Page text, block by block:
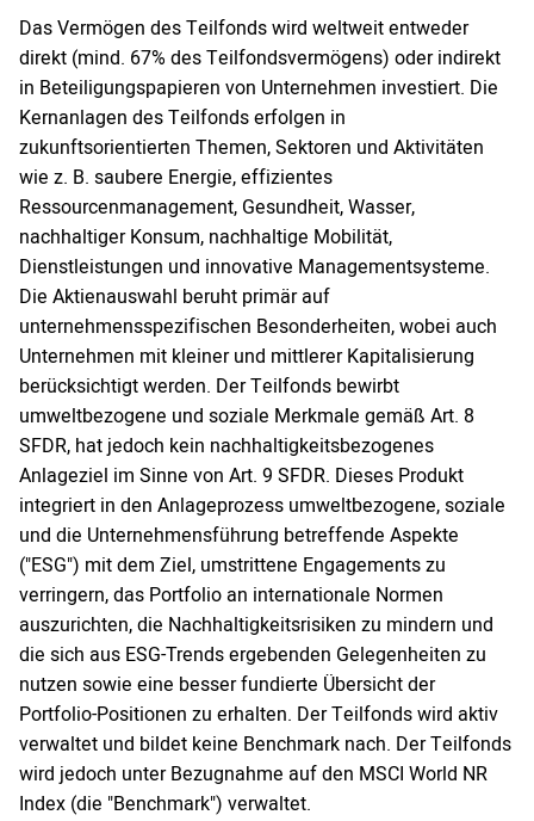
Das Vermögen des Teilfonds wird weltweit entweder
direkt (mind. 67% des Teilfondsvermögens) oder indirekt
in Beteiligungspapieren von Unternehmen investiert. Die
Kernanlagen des Teilfonds erfolgen in
zukunftsorientierten Themen, Sektoren und Aktivitäten
wie z. B. saubere Energie, effizientes
Ressourcenmanagement, Gesundheit, Wasser,
nachhaltiger Konsum, nachhaltige Mobilität,
Dienstleistungen und innovative Managementsysteme.
Die Aktienauswahl beruht primär auf
unternehmensspezifischen Besonderheiten, wobei auch
Unternehmen mit kleiner und mittlerer Kapitalisierung
berücksichtigt werden. Der Teilfonds bewirbt
umweltbezogene und soziale Merkmale gemäß Art. 8
SFDR, hat jedoch kein nachhaltigkeitsbezogenes
Anlageziel im Sinne von Art. 9 SFDR. Dieses Produkt
integriert in den Anlageprozess umweltbezogene, soziale
und die Unternehmensführung betreffende Aspekte
("ESG") mit dem Ziel, umstrittene Engagements zu
verringern, das Portfolio an internationale Normen
auszurichten, die Nachhaltigkeitsrisiken zu mindern und
die sich aus ESG-Trends ergebenden Gelegenheiten zu
nutzen sowie eine besser fundierte Übersicht der
Portfolio-Positionen zu erhalten. Der Teilfonds wird aktiv
verwaltet und bildet keine Benchmark nach. Der Teilfonds
wird jedoch unter Bezugnahme auf den MSCI World NR
Index (die "Benchmark") verwaltet.